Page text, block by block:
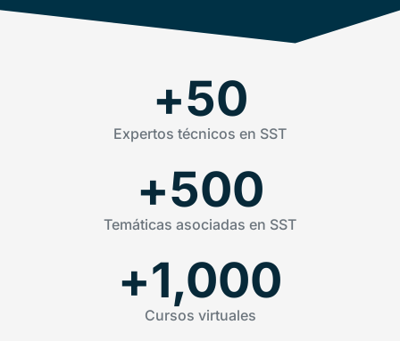
Expertos técnicos en SST
+50
Temáticas asociadas en SST
+500
Cursos virtuales
+1,000